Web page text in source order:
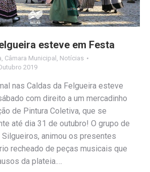
esteve em Festa
, Câmara Municipal , Notícias
2019
nas Caldas da Felgueira esteve
com direito a um mercadinho
de Pintura Coletiva, que se
até dia 31 de outubro! O grupo de
Silgueiros, animou os presentes
recheado de peças musicais que
da plateia.…